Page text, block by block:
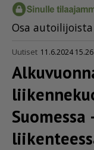
Osa
Uutiset 11.6.2024 15.26